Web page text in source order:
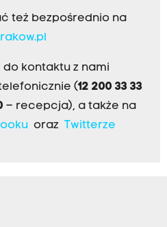
też bezpośrednio na
kontaktu z nami
(12 200 33 33
– recepcja), a także na
oraz Twitterze